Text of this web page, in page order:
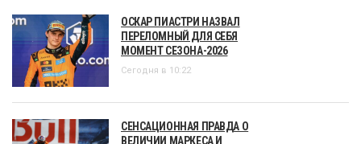
ОСКАР ПИАСТРИ НАЗВАЛ
ПЕРЕЛОМНЫЙ ДЛЯ СЕБЯ
МОМЕНТ СЕЗОНА-2026
Сегодня в 10:22
СЕНСАЦИОННАЯ ПРАВДА О
ВЕЛИЧИИ МАРКЕСА И